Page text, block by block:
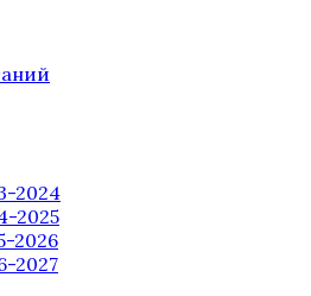
2024
2025
2026
2027